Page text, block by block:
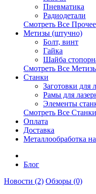
Пневматика
Радиодетали
Смотреть Все Прочее
Метизы (штучно)
Болт, винт
Гайка
Шайба
Смотреть Все
Станки
Заготовки для
Рамы для
Элементы
Смотреть Все Станки
Оплата
Доставка
Металлообработка на
Блог
Новости (2) Обзоры (0)